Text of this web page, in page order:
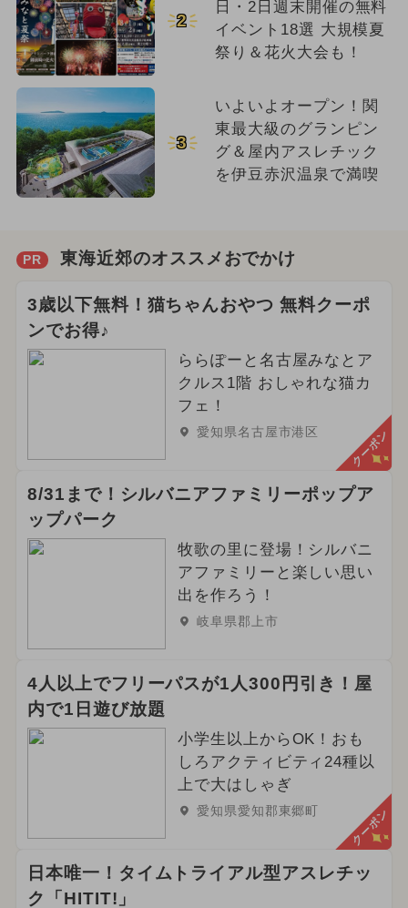
2
日・2日週末開催の無料
イベント18選 大規模夏
祭り＆花火大会も！
3
いよいよオープン！関
東最大級のグランピン
グ＆屋内アスレチック
を伊豆赤沢温泉で満喫
PR 東海近郊のオススメおでかけ
3歳以下無料！猫ちゃんおやつ 無料クーポ
ンでお得♪
ららぽーと名古屋みなとア
クルス1階 おしゃれな猫カ
フェ！
愛知県名古屋市港区 クーポン
8/31まで！シルバニアファミリーポップア
ップパーク
牧歌の里に登場！シルバニ
アファミリーと楽しい思い
出を作ろう！
岐阜県郡上市
4人以上でフリーパスが1人300円引き！屋
内で1日遊び放題
小学生以上からOK！おも
しろアクティビティ24種以
上で大はしゃぎ
愛知県愛知郡東郷町 クーポン
日本唯一！タイムトライアル型アスレチッ
ク「HITIT!」